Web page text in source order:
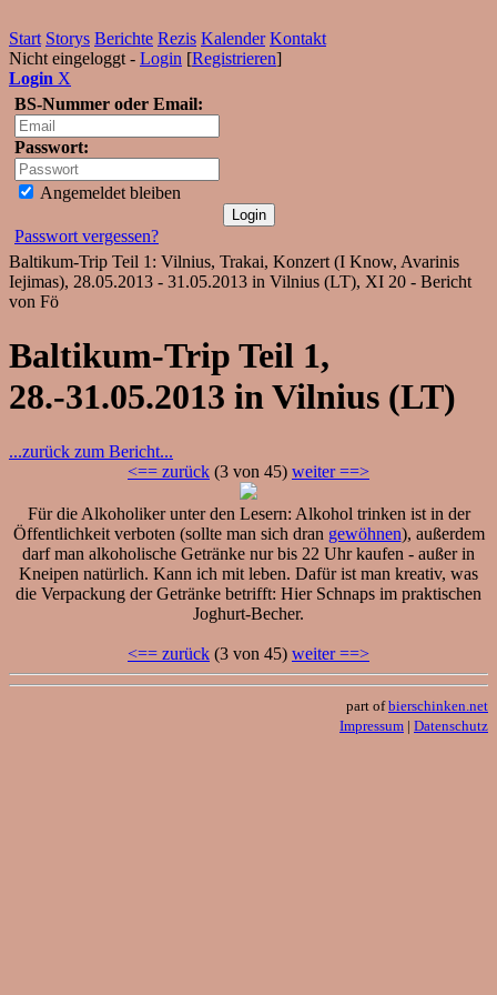
Start Storys Berichte Rezis Kalender Kontakt
Nicht eingeloggt - Login [Registrieren]
Login X
BS-Nummer oder Email:
Passwort:
Angemeldet bleiben
Passwort vergessen?
Baltikum-Trip Teil 1: Vilnius, Trakai, Konzert (I Know, Avarinis
Iejimas), 28.05.2013 - 31.05.2013 in Vilnius (LT), XI 20 - Bericht
von Fö
Baltikum-Trip Teil 1,
28.-31.05.2013 in Vilnius (LT)
...zurück zum Bericht...
<== zurück (3 von 45) weiter ==>
Für die Alkoholiker unter den Lesern: Alkohol trinken ist in der
Öffentlichkeit verboten (sollte man sich dran gewöhnen), außerdem
darf man alkoholische Getränke nur bis 22 Uhr kaufen - außer in
Kneipen natürlich. Kann ich mit leben. Dafür ist man kreativ, was
die Verpackung der Getränke betrifft: Hier Schnaps im praktischen
Joghurt-Becher.
<== zurück (3 von 45) weiter ==>
part ofbierschinken.net
Impressum | Datenschutz